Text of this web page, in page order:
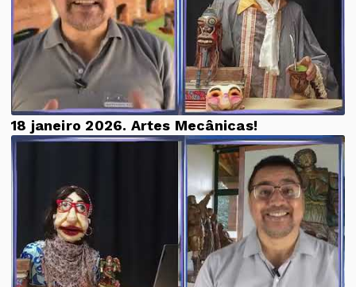
18 janeiro 2026. Artes Mecânicas!